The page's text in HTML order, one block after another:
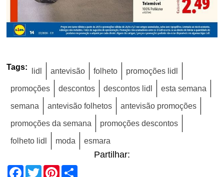
Tags: lidl antevisão folheto promoções lidl
promoções descontos descontos lidl esta semana
semana antevisão folhetos antevisão promoções
promoções da semana promoções descontos
folheto lidl moda esmara
Partilhar:
Facebook
TwitterPinterest